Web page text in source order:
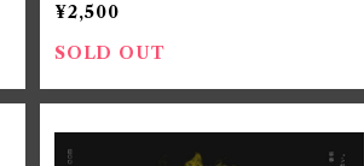
¥2,500
SOLD OUT